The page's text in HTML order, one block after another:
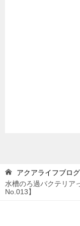
アクアライフブログ
水槽のろ過バクテリア
No.013】